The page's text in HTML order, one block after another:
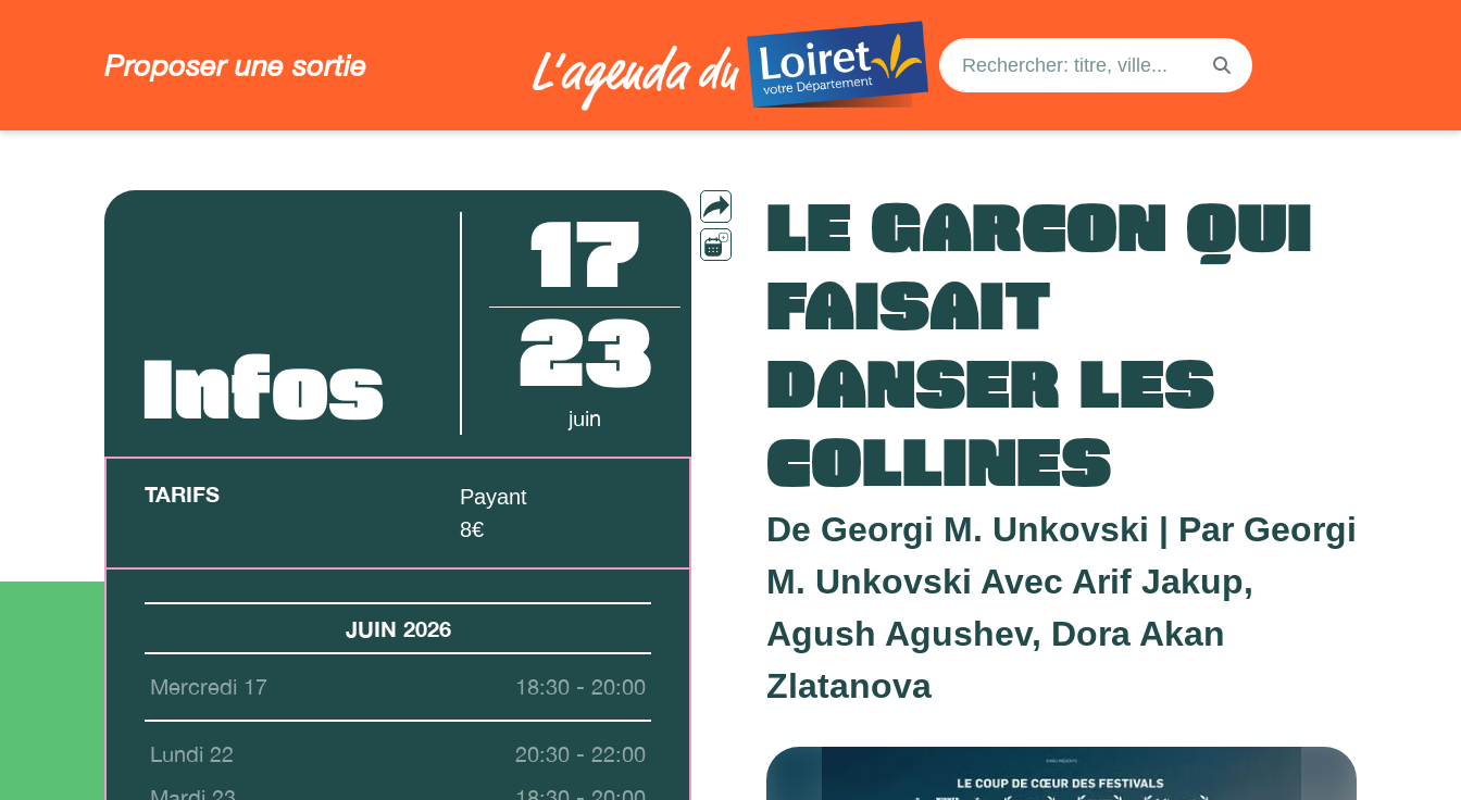
Proposer une sortie
LE GARCON QUI
FAISAIT
DANSER LES
COLLINES
Infos
17
23
juin
TARIFS
Payant
8€
JUIN 2026
Mercredi 17 18:30 - 20:00
Lundi 22
20:30 - 22:00
De Georgi M. Unkovski | Par Georgi
M. Unkovski Avec Arif Jakup,
Agush Agushev, Dora Akan
Zlatanova